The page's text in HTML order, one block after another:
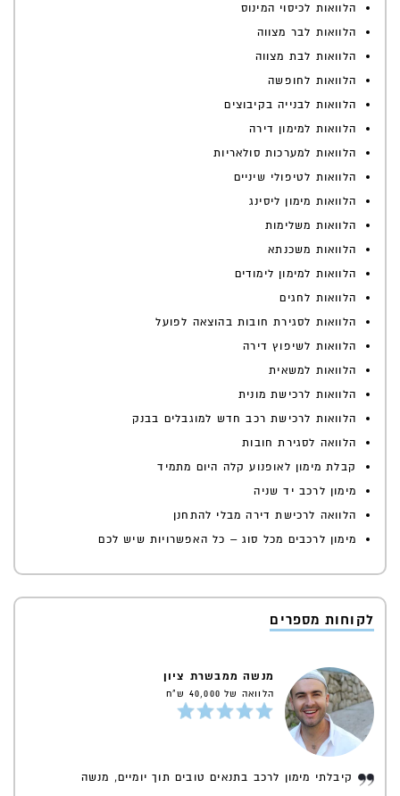
הלוואות לכיסוי המינוס
הלוואות לבר מצווה
הלוואות לבת מצווה
הלוואות לחופשה
הלוואות לבנייה בקיבוצים
הלוואות למימון דירה
הלוואות למערכות סולאריות
הלוואות לטיפולי שיניים
הלוואות מימון ליסינג
הלוואות משלימות
הלוואות משכנתא
הלוואות למימון לימודים
הלוואות לחגים
הלוואות לסגירת חובות בהוצאה לפועל
הלוואות לשיפוץ דירה
הלוואות למשאית
הלוואות לרכישת מונית
הלוואות לרכישת רכב חדש למוגבלים בבנק
הלוואה לסגירת חובות
קבלת מימון לאופנוע קלה היום מתמיד
מימון לרכב יד שניה
הלוואה לרכישת דירה מבלי להתחנן
מימון לרכבים מכל סוג – כל האפשרויות שיש לכם
לקוחות מספרים
מנשה ממבשרת ציון
הלוואה של 40,000 ש"ח
קיבלתי מימון לרכב בתנאים טובים תוך יומיים, מנשה